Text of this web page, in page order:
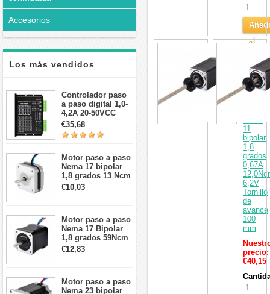
Accesorios
Los más vendidos
Controlador paso
a paso digital 1,0-
4,2A 20-50VCC
para motor paso a
paso Nema 17, 23,
24
€35,68
Motor paso a paso
Nema 17 bipolar
1,8 grados 13 Ncm
1A 3,5 V
42x42x20mm 4
€10,03
Motor paso a paso
Nema 17 Bipolar
1,8 grados 59Ncm
2A 42x48mm 4
cables compatible
€12,83
Motor paso a paso
Nema 23 bipolar
al
motor
paso
a
paso
Nema
11
bipolar
1,8
grados
0,67A
6,2V
Tornillo
de
avance
100
mm
precio:
€40,15